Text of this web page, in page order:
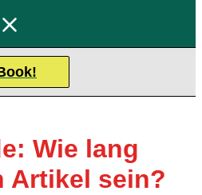
Wie lang
Artikel sein?